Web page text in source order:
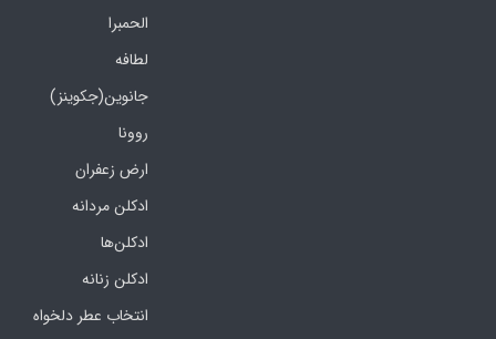
الحمبرا
لطافه
جانوین(جکوینز)
روونا
ارض زعفران
ادکلن مردانه
ادکلن‌ها
ادکلن زنانه
انتخاب عطر دلخواه